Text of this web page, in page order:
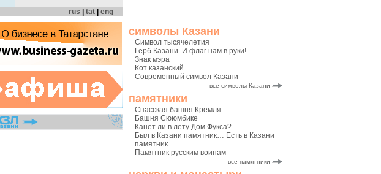
символы Казани
Символ тысячелетия
Герб Казани. И флаг нам в руки!
Знак мэра
Кот казанский
Современный символ Казани
все символы Казани
памятники
Спасская башня Кремля
Башня Сююмбике
Канет ли в лету Дом Фукса?
Был в Казани памятник… Есть в Казани
памятник
Памятник русским воинам
все памятники
rus tat eng